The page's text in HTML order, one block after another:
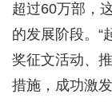
超过60万部，
的发展阶段。“
奖征文活动、
措施，成功激